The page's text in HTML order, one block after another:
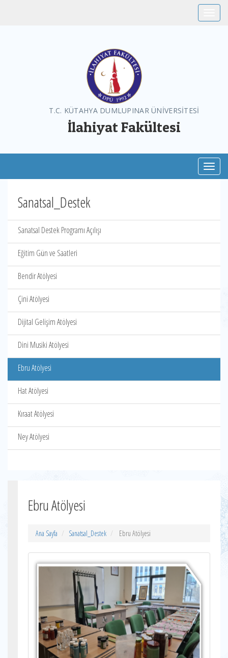
T.C. KÜTAHYA DUMLUPINAR ÜNİVERSİTESİ
İlahiyat Fakültesi
Sanatsal_Destek
Sanatsal Destek Programı Açılışı
Eğitim Gün ve Saatleri
Bendir Atölyesi
Çini Atölyesi
Dijital Gelişim Atölyesi
Dini Musiki Atölyesi
Ebru Atölyesi
Hat Atölyesi
Kıraat Atölyesi
Ney Atölyesi
Ebru Atölyesi
Ana Sayfa Sanatsal_Destek Ebru Atölyesi